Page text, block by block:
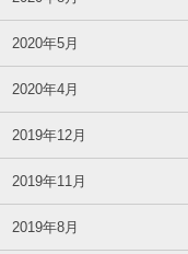
2020年5月
2020年4月
2019年12月
2019年11月
2019年8月